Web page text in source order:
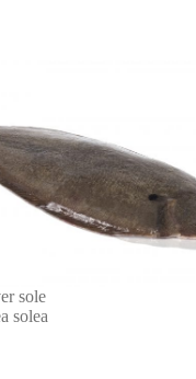
sole
solea